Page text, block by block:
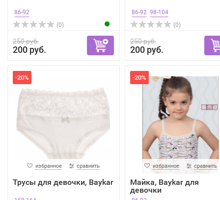
86-92
(0)
250 руб.
200 руб.
86-92 98-104
(0)
250 руб.
200 руб.
-20%
избранное сравнить
Трусы для девочки, Baykar
-20%
избранное сравнить
Майка, Baykar для
девочки